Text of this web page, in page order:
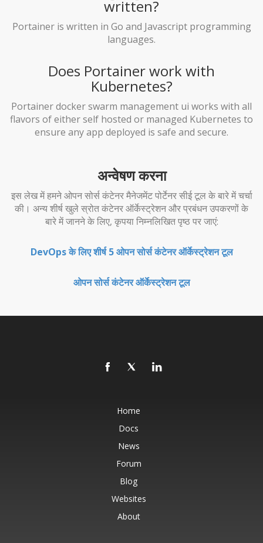
written?
Portainer is written in Go and Javascript programming
languages.
Does Portainer work with
Kubernetes?
Portainer docker swarm management ui works with all
flavors of either self hosted or managed Kubernetes to
ensure any app deployed is safe and secure.
अन्वेषण करना
इस लेख में हमने ओपन सोर्स कंटेनर मैनेजमेंट पोर्टेनर सीई टूल के बारे में चर्चा
की। अन्य शीर्ष खुले स्रोत कंटेनर ऑर्केस्ट्रेशन और प्रबंधन उपकरणों के
बारे में जानने के लिए, कृपया निम्नलिखित पृष्ठ पर जाएं:
DevOps के लिए शीर्ष 5 ओपन सोर्स कंटेनर ऑर्केस्ट्रेशन टूल
ओपन सोर्स कंटेनर ऑर्केस्ट्रेशन टूल
Home
Docs
News
Forum
Blog
Websites
About